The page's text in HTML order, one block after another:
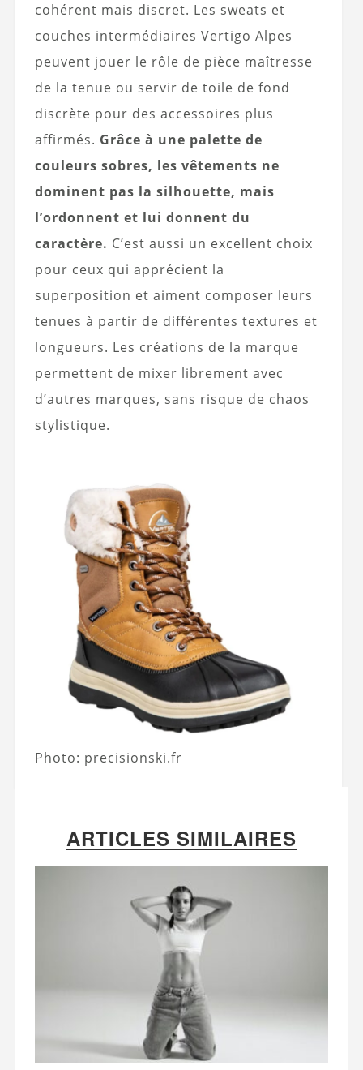
cohérent mais discret. Les sweats et
couches intermédiaires Vertigo Alpes
peuvent jouer le rôle de pièce maîtresse
de la tenue ou servir de toile de fond
discrète pour des accessoires plus
affirmés. Grâce à une palette de
couleurs sobres, les vêtements ne
dominent pas la silhouette, mais
l’ordonnent et lui donnent du
caractère. C’est aussi un excellent choix
pour ceux qui apprécient la
superposition et aiment composer leurs
tenues à partir de différentes textures et
longueurs. Les créations de la marque
permettent de mixer librement avec
d’autres marques, sans risque de chaos
stylistique.
Photo: precisionski.fr
ARTICLES SIMILAIRES